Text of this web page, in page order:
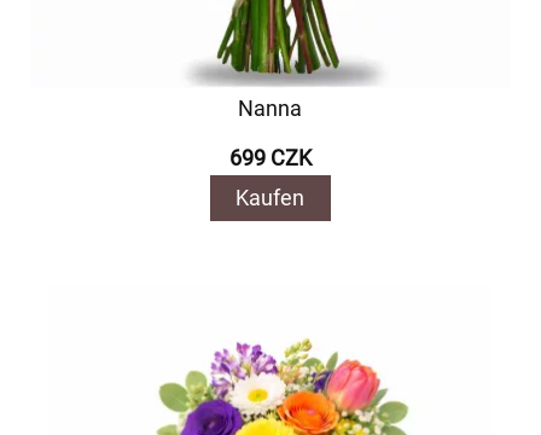
Nanna
699 CZK
Kaufen